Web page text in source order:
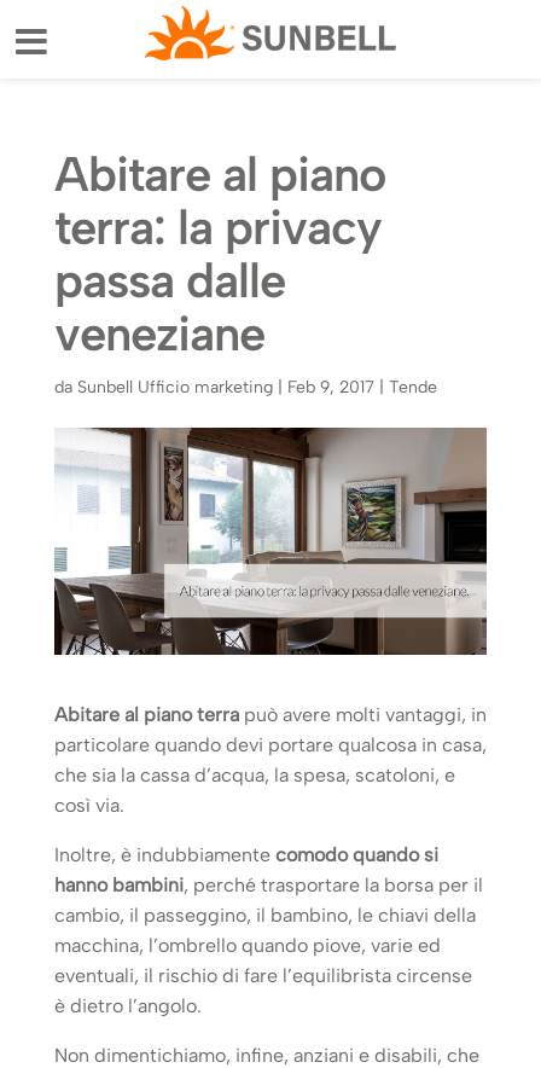
Abitare al piano
terra: la privacy
passa dalle
veneziane
da Sunbell Ufficio marketing| Feb 9, 2017| Tende
Abitare al piano terrapuò avere molti vantaggi, in
particolare quando devi portare qualcosa in casa,
che sia la cassa d’acqua, la spesa, scatoloni, e
così via.
Inoltre, è indubbiamente comodo quando si
hanno bambini, perché trasportare la borsa per il
cambio, il passeggino, il bambino, le chiavi della
macchina, l’ombrello quando piove, varie ed
eventuali, il rischio di fare l’equilibrista circense
è dietro l’angolo.
Non dimentichiamo, infine, anziani e disabili, che